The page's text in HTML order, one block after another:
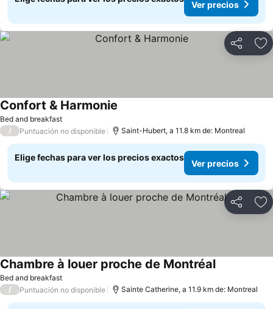
Ver precios
Compartir
Bed and breakfast
Confort & Harmonie
/ Puntuación no disponible Saint-Hubert, a 11.8 km de: Montreal
Elige fechas para ver los precios exactos
Ver precios
Compartir
Bed and breakfast
Chambre à louer proche de MontréalVer precios
/ Puntuación no disponible Sainte Catherine, a 11.9 km de: Montreal